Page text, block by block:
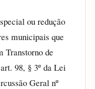
ou redução
municipais que
Transtorno de
98, § 3º da Lei
Geral nº